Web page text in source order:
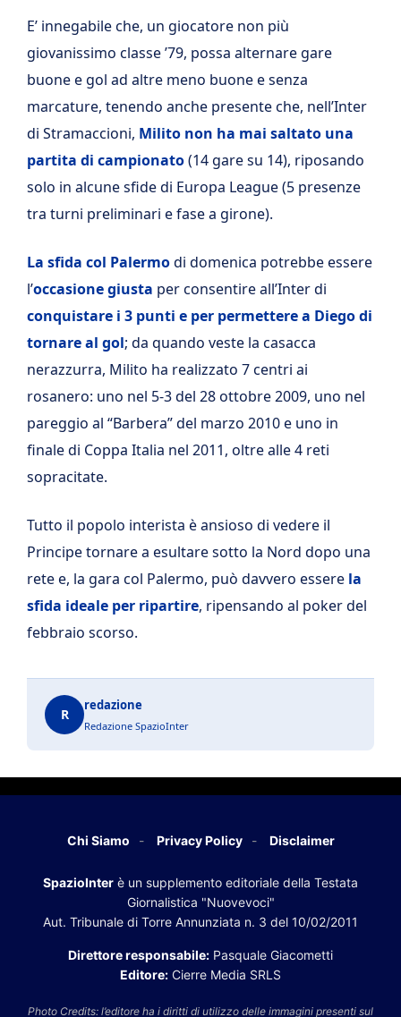
E’ innegabile che, un giocatore non più
giovanissimo classe ’79, possa alternare gare
buone e gol ad altre meno buone e senza
marcature, tenendo anche presente che, nell’Inter
di Stramaccioni, Milito non ha mai saltato una
partita di campionato(14 gare su 14), riposando
solo in alcune sfide di Europa League (5 presenze
tra turni preliminari e fase a girone).
La sfida col Palermodi domenica potrebbe essere
l’occasione giusta per consentire all’Inter di
conquistare i 3 punti e per permettere a Diego di
tornare al gol; da quando veste la casacca
nerazzurra, Milito ha realizzato 7 centri ai
rosanero: uno nel 5-3 del 28 ottobre 2009, uno nel
pareggio al “Barbera” del marzo 2010 e uno in
finale di Coppa Italia nel 2011, oltre alle 4 reti
sopracitate.
Tutto il popolo interista è ansioso di vedere il
Principe tornare a esultare sotto la Nord dopo una
rete e, la gara col Palermo, può davvero essere la
sfida ideale per ripartire, ripensando al poker del
febbraio scorso.
R
redazione
Redazione SpazioInter
Chi Siamo Privacy Policy Disclaimer
SpazioInter è un supplemento editoriale della Testata
Giornalistica "Nuovevoci"
Aut. Tribunale di Torre Annunziata n. 3 del 10/02/2011
Direttore responsabile: Pasquale Giacometti
Editore: Cierre Media SRLS
Photo Credits: l’editore ha i diritti di utilizzo delle immagini presenti sul